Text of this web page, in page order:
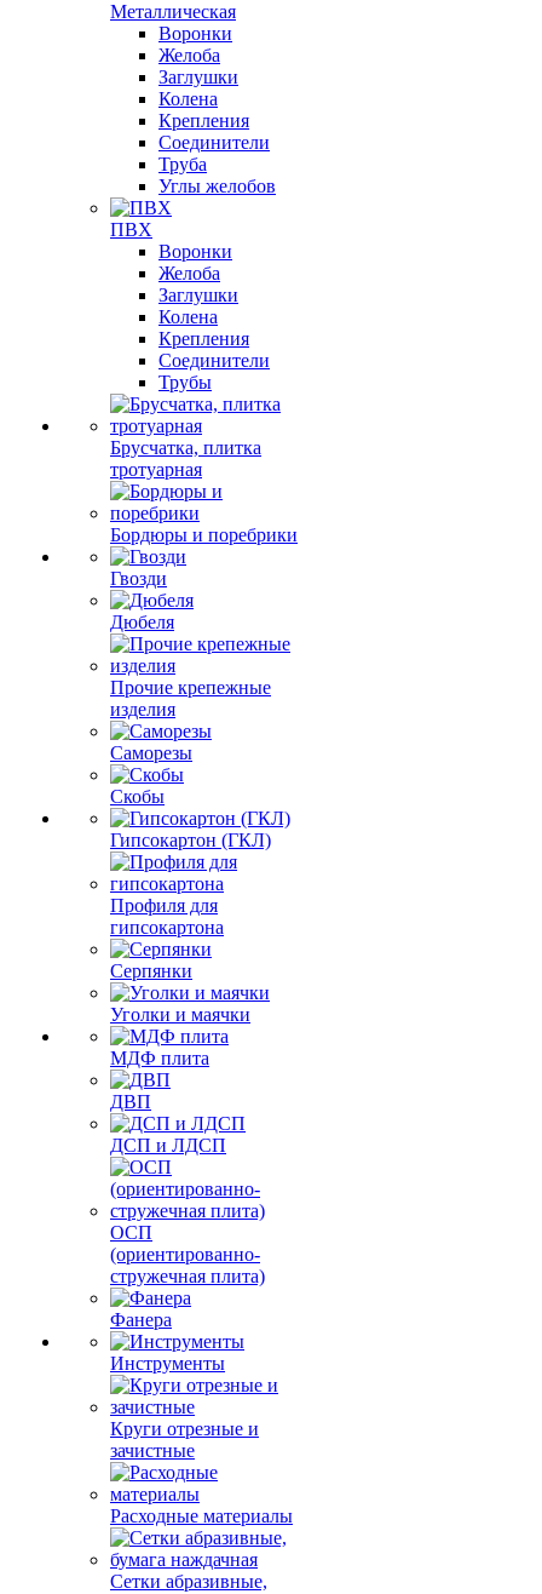
Металлическая
Воронки
Желоба
Заглушки
Колена
Крепления
Соединители
Труба
Углы желобов
ПВХ
Воронки
Желоба
Заглушки
Колена
Крепления
Соединители
Трубы
Брусчатка, плитка
тротуарная
Бордюры и поребрики
Гвозди
Дюбеля
Прочие крепежные
изделия
Саморезы
Скобы
Гипсокартон (ГКЛ)
Профиля для
гипсокартона
Серпянки
Уголки и маячки
МДФ плита
ДВП
ДСП и ЛДСП
ОСП
(ориентированно-
стружечная плита)
Фанера
Инструменты
Круги отрезные и
зачистные
Расходные материалы
Сетки абразивные,